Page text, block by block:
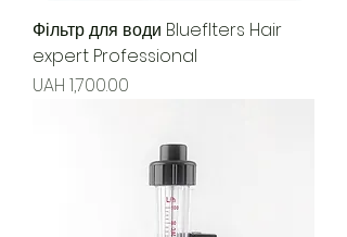
Фільтр для води Blueflters Hair
expert Professional
Price
UAH 1,700.00